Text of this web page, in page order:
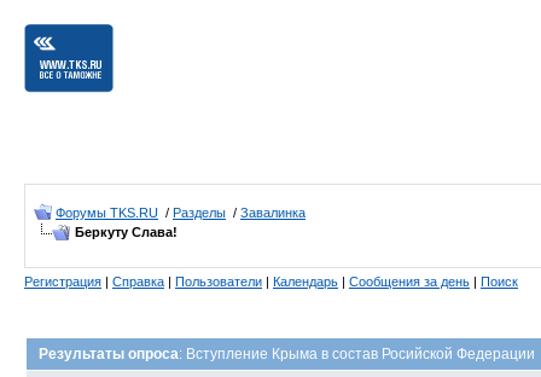
Форумы TKS.RU / Разделы / Завалинка
Беркуту Слава!
Регистрация | Справка | Пользователи | Календарь | Сообщения за день | Поиск
Результаты опроса: Вступление Крыма в состав Росийской Федерации